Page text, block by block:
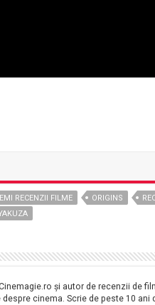
RECENZII FILME ORIGINS
și autor de recenzii de
cinema. Scrie de peste 10 ani